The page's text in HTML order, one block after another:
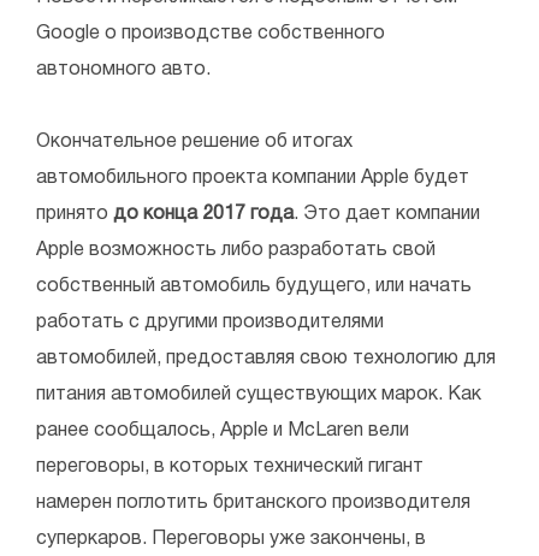
Google о производстве собственного
автономного авто.
Окончательное решение об итогах
автомобильного проекта компании Apple будет
принято до конца 2017 года. Это дает компании
Apple возможность либо разработать свой
собственный автомобиль будущего, или начать
работать с другими производителями
автомобилей, предоставляя свою технологию для
питания автомобилей существующих марок. Как
ранее сообщалось, Apple и McLaren вели
переговоры, в которых технический гигант
намерен поглотить британского производителя
суперкаров. Переговоры уже закончены, в